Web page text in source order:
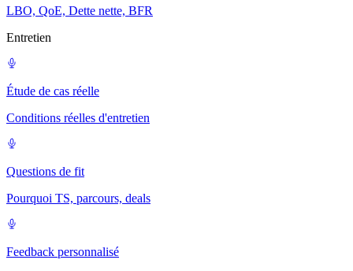
LBO, QoE, Dette nette, BFR
Entretien
Étude de cas réelle
Conditions réelles d'entretien
Questions de fit
Pourquoi TS, parcours, deals
Feedback personnalisé